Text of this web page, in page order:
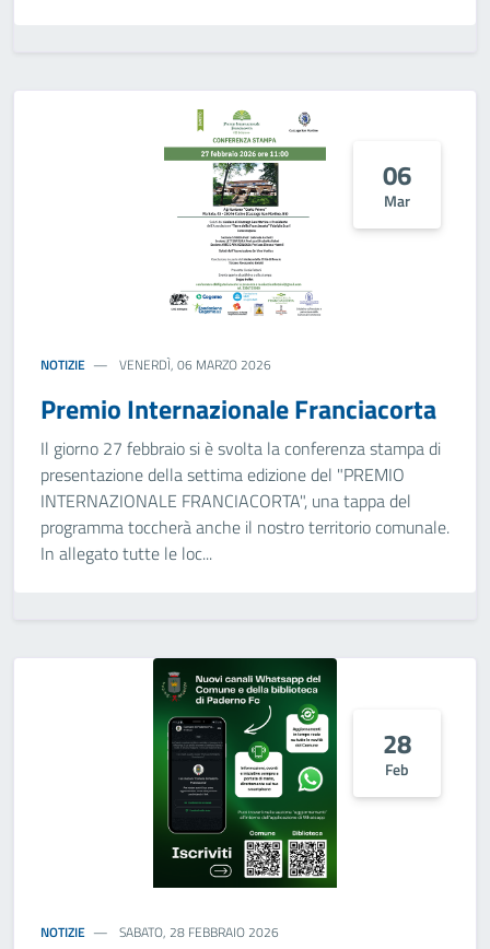
06
Mar
NOTIZIE VENERDÌ, 06 MARZO 2026
Premio Internazionale Franciacorta
Il giorno 27 febbraio si è svolta la conferenza stampa di
presentazione della settima edizione del "PREMIO
INTERNAZIONALE FRANCIACORTA", una tappa del
programma toccherà anche il nostro territorio comunale.
In allegato tutte le loc...
28
Feb
NOTIZIE SABATO, 28 FEBBRAIO 2026